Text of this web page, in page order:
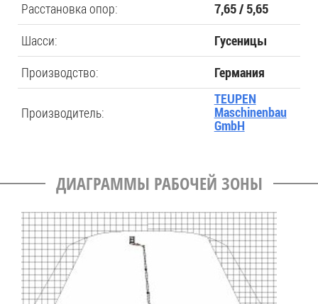
Расстановка опор: 7,65 / 5,65
Шасси: Гусеницы
Производство: Германия
Производитель:
TEUPEN
Maschinenbau
GmbH
ДИАГРАММЫ РАБОЧЕЙ ЗОНЫ